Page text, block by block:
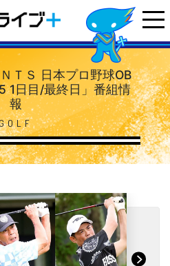
ＴＳ 日本プロ野球OB
1日目/最終日」番組情
報